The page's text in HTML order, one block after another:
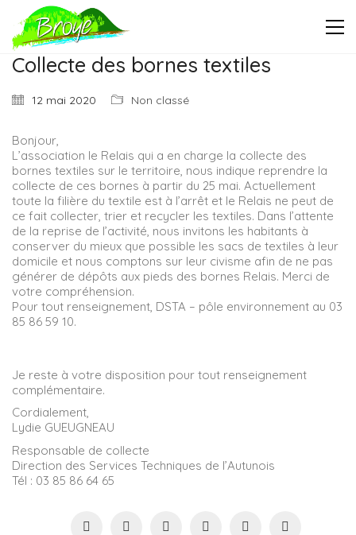
Collecte des bornes textiles
12 mai 2020 Non classé
Bonjour,
L’association le Relais qui a en charge la collecte des
bornes textiles sur le territoire, nous indique reprendre la
collecte de ces bornes à partir du 25 mai. Actuellement
toute la filière du textile est à l’arrêt et le Relais ne peut de
ce fait collecter, trier et recycler les textiles. Dans l’attente
de la reprise de l’activité, nous invitons les habitants à
conserver du mieux que possible les sacs de textiles à leur
domicile et nous comptons sur leur civisme afin de ne pas
générer de dépôts aux pieds des bornes Relais. Merci de
votre compréhension.
Pour tout renseignement, DSTA – pôle environnement au 03
85 86 59 10.
Je reste à votre disposition pour tout renseignement
complémentaire.
Cordialement,
Lydie GUEUGNEAU
Responsable de collecte
Direction des Services Techniques de l’Autunois
Tél : 03 85 86 64 65